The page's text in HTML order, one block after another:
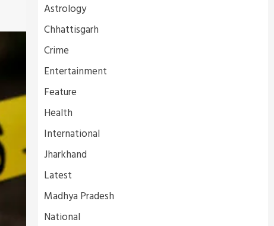
Astrology
Chhattisgarh
Crime
Entertainment
Feature
Health
International
Jharkhand
Latest
Madhya Pradesh
National